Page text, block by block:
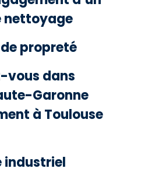
nettoyage
propreté
vous dans
Garonne
à Toulouse
industriel